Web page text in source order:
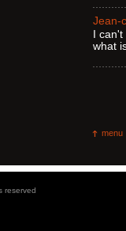
Jean-
I
what
menu
reserved